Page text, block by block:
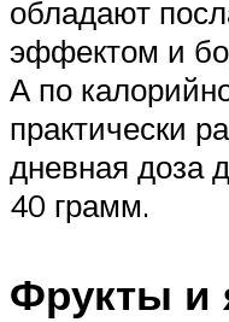
обладают
эффектом и
А по
практически
дневная доза
40 грамм.
Фрукты и